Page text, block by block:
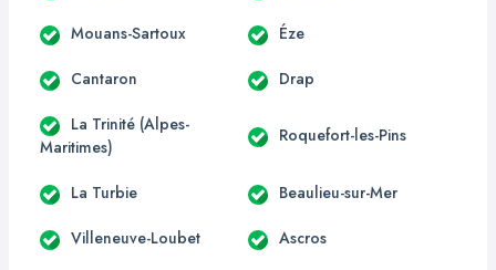
Mouans-Sartoux Éze
Cantaron Drap
La Trinité (Alpes-
Maritimes)
Roquefort-les-Pins
La Turbie Beaulieu-sur-Mer
Villeneuve-Loubet Ascros